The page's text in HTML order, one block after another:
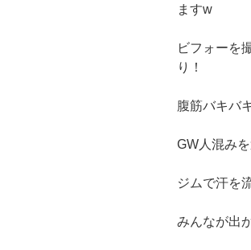
ますw
ビフォーを
り！
腹筋バキバ
GW人混み
ジムで汗を
みんなが出